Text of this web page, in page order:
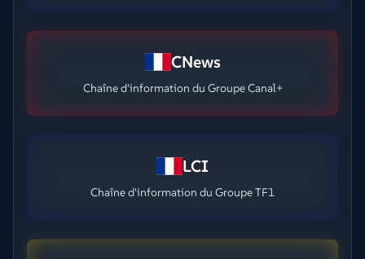
CNews
Chaîne d'information du Groupe Canal+
LCI
Chaîne d'information du Groupe TF1